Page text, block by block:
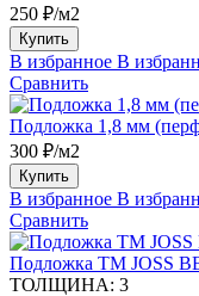
250 ₽/м2
Купить
В избранное В
Сравнить
Подложка 1,8 мм
300 ₽/м2
Купить
В избранное В
Сравнить
Подложка ТМ JOSS
ТОЛЩИНА: 3